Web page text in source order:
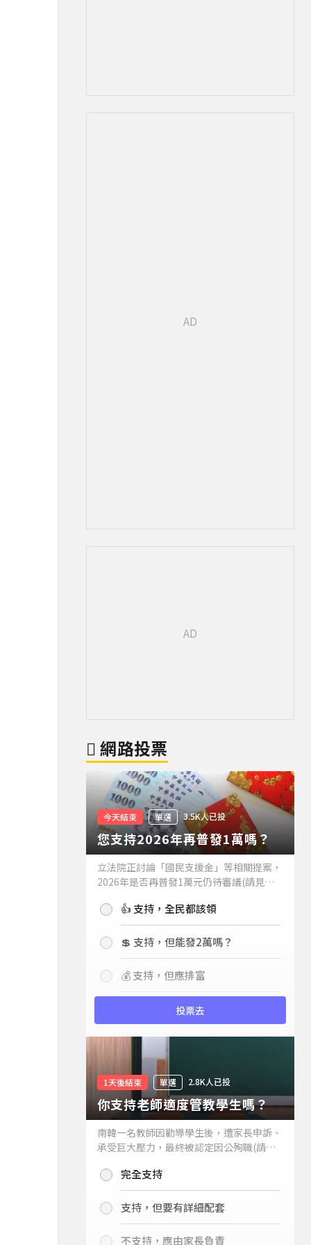
網路投票
今天結束 單選 3.5K人已投
您支持2026年再普發1萬嗎？
立法院正討論「國民支援金」等相關提案，
2026年是否再普發1萬元仍待審議(請見下
持嗎？👍 支持，全民都該領
💲 支持，但能發2萬嗎？
💰 支持，但應排富
投票去
1天後結束 單選 2.8K人已投
你支持老師適度管教學生嗎？
南韓一名教師因勸導學生後，遭家長申訴、
承受巨大壓力，最終被認定因公殉職(請見
你支持老師適度管教學生嗎？
完全支持
支持，但要有詳細配套
不支持，應由家長負責